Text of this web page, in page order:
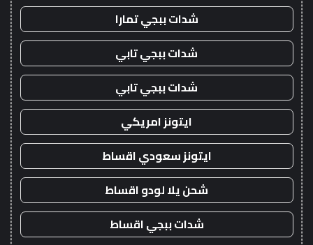
شدات ببجي تمارا
شدات ببجي تابي
شدات ببجي تابي
ايتونز امريكي
ايتونز سعودي اقساط
شحن يلا لودو اقساط
شدات ببجي اقساط